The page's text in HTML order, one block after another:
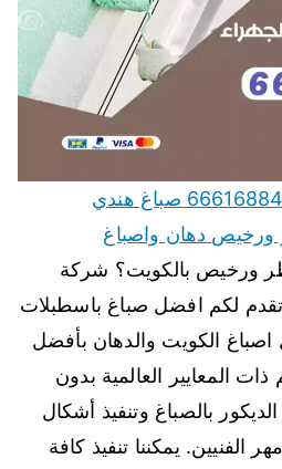
صباغ اسطبلات الجهراء 66616884 صباغ هندي
ورخيص دهان واصباغ
ورخيص بالكويت؟ شركة
لكم افضل صباغ باسطبلات
اصباغ الكويت والدهان بأفضل
المعايير العالمية بدون
بالصباغ وتنفيذ أشكال
الفنيين. يمكننا تنفيذ كافة